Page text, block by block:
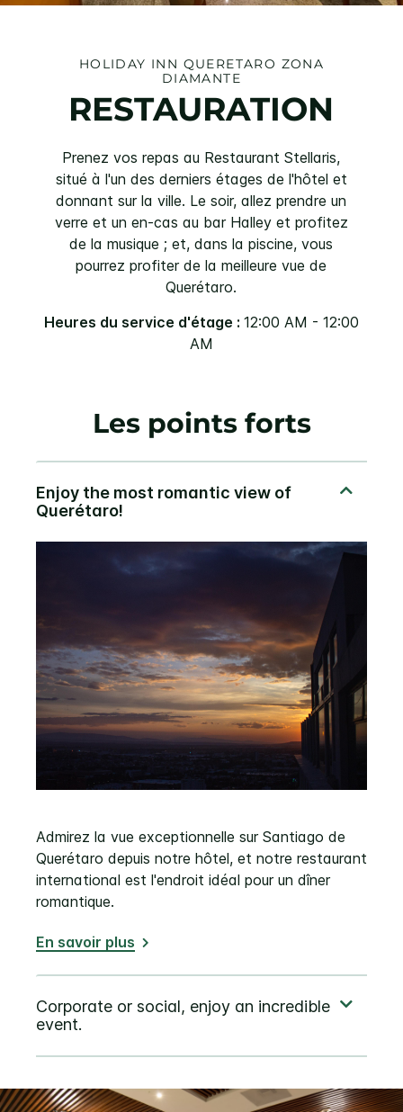
HOLIDAY INN QUERETARO ZONA
DIAMANTE
RESTAURATION
Prenez vos repas au Restaurant Stellaris,
situé à l'un des derniers étages de l'hôtel et
donnant sur la ville. Le soir, allez prendre un
verre et un en-cas au bar Halley et profitez
de la musique ; et, dans la piscine, vous
pourrez profiter de la meilleure vue de
Querétaro.
Heures du service d'étage : 12:00 AM - 12:00
AM
Les points forts
Admirez la vue exceptionnelle sur Santiago de
Querétaro depuis notre hôtel, et notre restaurant
international est l'endroit idéal pour un dîner
romantique.
En savoir plus